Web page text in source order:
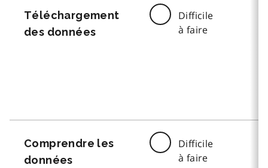
Téléchargement
des données
Difficile
à faire
Comprendre les
données
Difficile
à faire